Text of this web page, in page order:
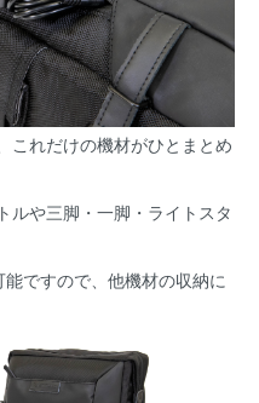
これだけの機材がひとまとめ
ルや三脚・一脚・ライトスタ
ですので、他機材の収納に